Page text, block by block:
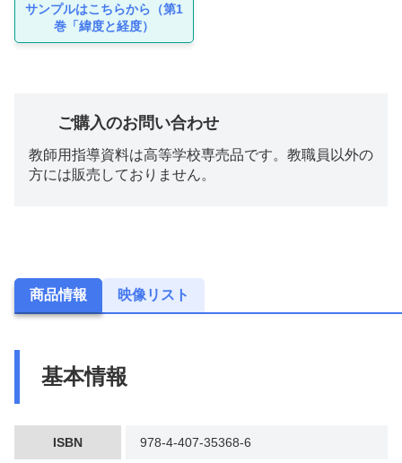
サンプルはこちらから（第1
巻「緯度と経度）
ご購入のお問い合わせ
教師用指導資料は高等学校専売品です。教職員以外の
方には販売しておりません。
商品情報 映像リスト
基本情報
ISBN 978-4-407-35368-6